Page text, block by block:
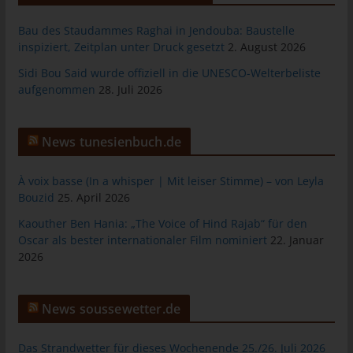
Bau des Staudammes Raghai in Jendouba: Baustelle
inspiziert, Zeitplan unter Druck gesetzt 2. August 2026
Sidi Bou Said wurde offiziell in die UNESCO-Welterbeliste
aufgenommen 28. Juli 2026
News tunesienbuch.de
À voix basse (In a whisper | Mit leiser Stimme) – von Leyla
Bouzid 25. April 2026
Kaouther Ben Hania: „The Voice of Hind Rajab“ für den
Oscar als bester internationaler Film nominiert 22. Januar
2026
News soussewetter.de
Das Strandwetter für dieses Wochenende 25./26. Juli 2026
jeweiligen Eingabemaske, die für die Registrierung verwendet
personenbezogenen Daten werden ausschließlich für die
interne Verwendung bei dem für die Verarbeitung
Verantwortlichen und für eigene Zwecke erhoben und
gespeichert. Der für die Verarbeitung Verantwortliche kann die
beispielsweise einen Paketdienstleister, veranlassen, der die
personenbezogenen Daten ebenfalls ausschließlich für eine
interne Verwendung, die dem für die Verarbeitung
Verantwortlichen zuzurechnen ist, nutzt.
Durch eine Registrierung auf der Internetseite des für die
Verarbeitung Verantwortlichen wird ferner die vom Internet-
Service-Provider (ISP) der betroffenen Person vergebene IP-
Adresse, das Datum sowie die Uhrzeit der Registrierung
verhindert werden kann, und diese Daten im Bedarfsfall
ermöglichen, begangene Straftaten aufzuklären. Insofern ist die
Speicherung dieser Daten zur Absicherung des für die